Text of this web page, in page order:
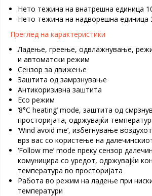
Нето тежина на внатрешна единица
Нето тежина на надворешна единица
Преглед на карактеристики
Ладење, греење, одвлажнување,
и автоматски режим
Сензор за движење
Заштита од замрзнување
Антикоризивна заштита
Eco режим
‘8°C heating’ mode, заштита од
просторијата, одржувајќи
‘Wind avoid me’, избегнување
врз вас со користење на
‘Follow me’ mode преку сензор
комуницира со уредот, одржувајќи
температура во просторијата
Работа во режим на ладење при
температури